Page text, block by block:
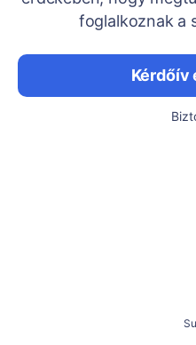
foglalkoznak a
Kérdőív